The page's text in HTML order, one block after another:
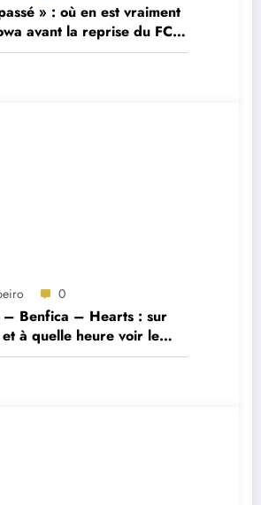
» : où en est vraiment
avant la reprise du FC
0
– Benfica – Hearts : sur
à quelle heure voir le